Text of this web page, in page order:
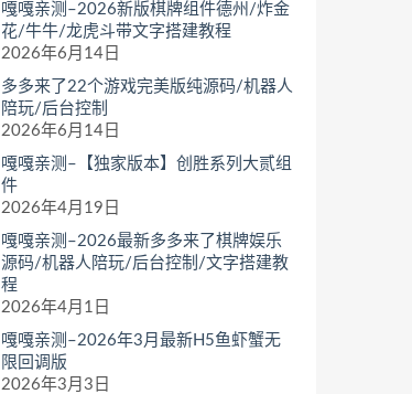
嘎嘎亲测–2026新版棋牌组件德州/炸金
花/牛牛/龙虎斗带文字搭建教程
2026年6月14日
多多来了22个游戏完美版纯源码/机器人
陪玩/后台控制
2026年6月14日
嘎嘎亲测–【独家版本】创胜系列大贰组
件
2026年4月19日
嘎嘎亲测–2026最新多多来了棋牌娱乐
源码/机器人陪玩/后台控制/文字搭建教
程
2026年4月1日
嘎嘎亲测–2026年3月最新H5鱼虾蟹无
限回调版
2026年3月3日